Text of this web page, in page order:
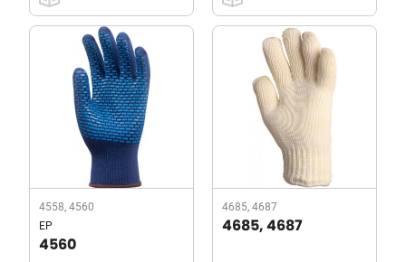
4558, 4560
EP
4560
4685, 4687
4685, 4687